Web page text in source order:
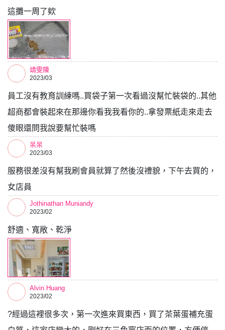
這攤一周了欸
靖雯陳
2023/03
員工沒有教育訓練嗎..買袋子第一次看過沒幫忙裝袋的..其他
超商都會裝起來在那邊你看我我看你的..拿發票紙走來走去
傻眼還問我說要幫忙裝嗎
呆呆
2023/03
服務很差沒有幫我刷會員就算了然後沒禮貌，下午去買的，
女店員
Jothinathan Muniandy
2023/02
舒適、寬敞、乾淨
Alvin Huang
2023/02
?經過這裡很多次，第一次進來買東西，買了茶葉蛋補充蛋